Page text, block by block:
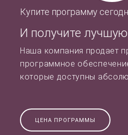
Купите программу
И получите лучшую
Наша компания продает
программное
которые доступны
ЦЕНА ПРОГРАММЫ